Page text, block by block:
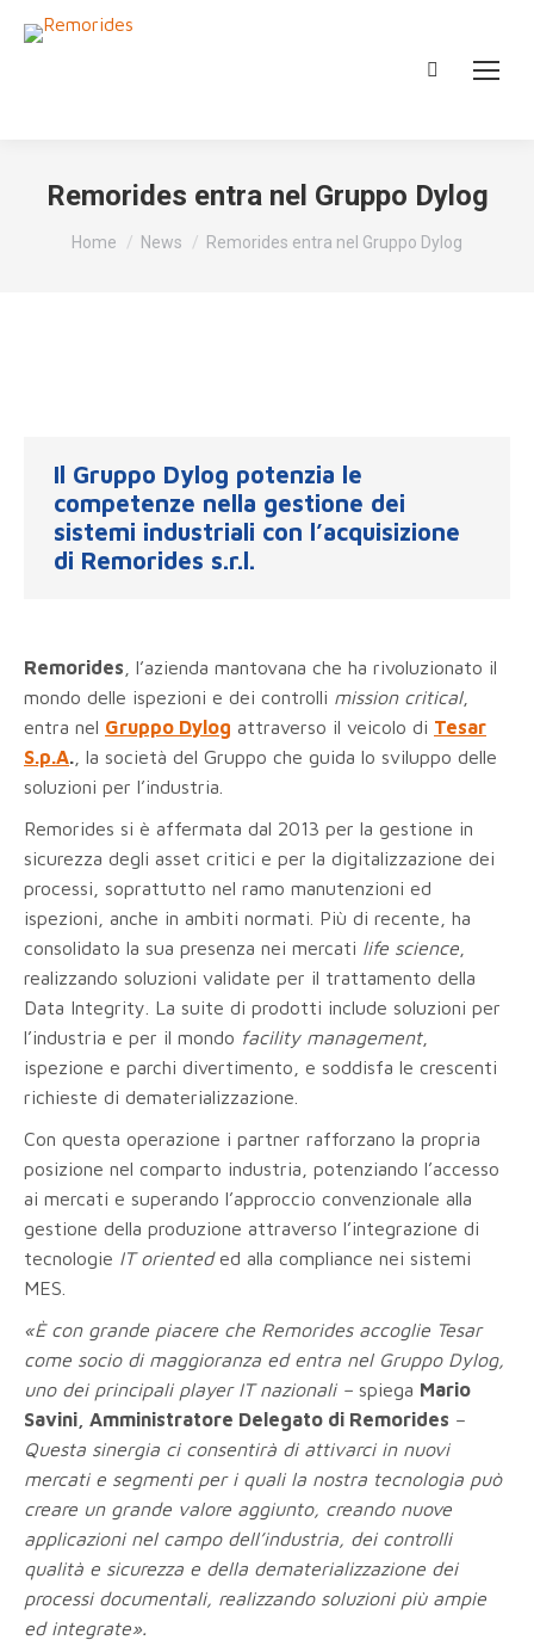
Cerca:
Remorides entra nel Gruppo Dylog
Tu sei qui:
Home News Remorides entra nel Gruppo Dylog
Il Gruppo Dylog potenzia le
competenze nella gestione dei
sistemi industriali con l’acquisizione
di Remorides s.r.l.
Remorides , l’azienda mantovana che ha rivoluzionato il
mondo delle ispezioni e dei controlli mission critical,
entra nel Gruppo Dylog attraverso il veicolo di Tesar
S.p.A. , la società del Gruppo che guida lo sviluppo delle
soluzioni per l’industria.
Remorides si è affermata dal 2013 per la gestione in
sicurezza degli asset critici e per la digitalizzazione dei
processi, soprattutto nel ramo manutenzioni ed
ispezioni, anche in ambiti normati. Più di recente, ha
consolidato la sua presenza nei mercati life science
realizzando soluzioni validate per il trattamento della
Data Integrity. La suite di prodotti include soluzioni per
l’industria e per il mondo facility management,
ispezione e parchi divertimento, e soddisfa le crescenti
richieste di dematerializzazione.
Con questa operazione i partner rafforzano la propria
posizione nel comparto industria, potenziando l’accesso
ai mercati e superando l’approccio convenzionale alla
gestione della produzione attraverso l’integrazione di
tecnologie IT orienteded alla compliance nei sistemi
MES.
«È con grande piacere che Remorides accoglie Tesar
come socio di maggioranza ed entra nel Gruppo Dylog,
uno dei principali player IT nazionali – spiega Mario
Savini, Amministratore Delegato di Remorides –
Questa sinergia ci consentirà di attivarci in nuovi
mercati e segmenti per i quali la nostra tecnologia può
creare un grande valore aggiunto, creando nuove
applicazioni nel campo dell’industria, dei controlli
qualità e sicurezza e della dematerializzazione dei
processi documentali, realizzando soluzioni più ampie
ed integrate».